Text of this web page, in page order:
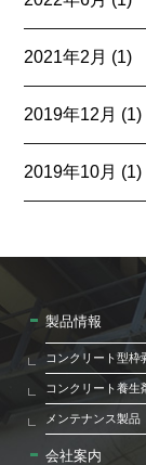
2021年2月 (1)
2019年12月 (1)
2019年10月 (1)
製品情報
コンクリート型枠
コンクリート養生
メンテナンス製品
会社案内